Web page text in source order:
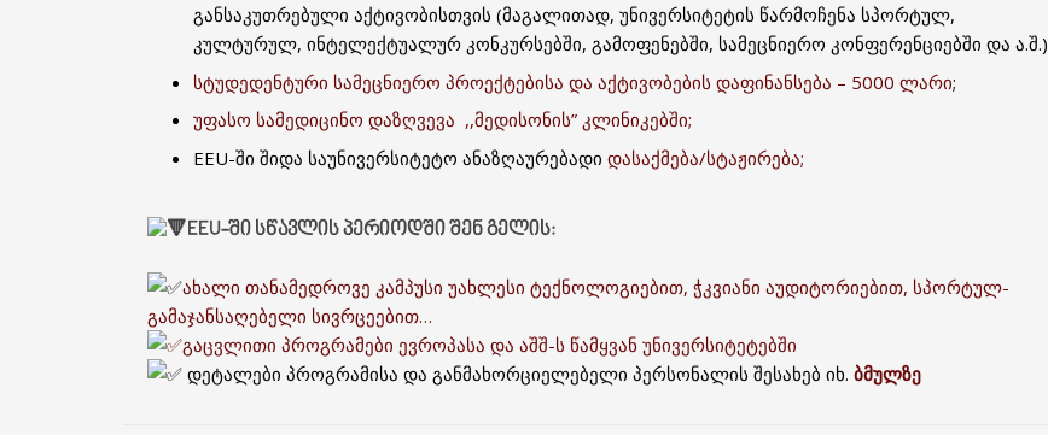
განსაკუთრებული აქტივობისთვის (მაგალითად, უნივერსიტეტის წარმოჩენა სპორტულ,
კულტურულ, ინტელექტუალურ კონკურსებში, გამოფენებში, სამეცნიერო კონფერენციებში და ა.შ.)
სტუდედენტური სამეცნიერო პროექტებისა და აქტივობების დაფინანსება – 5000 ლარი;
უფასო სამედიცინო დაზღვევა ,,მედისონის” კლინიკებში;
EEU-ში შიდა საუნივერსიტეტო ანაზღაურებადი დასაქმება/სტაჟირება;
EEU-ᲨᲘ ᲡᲬᲐᲕᲚᲘᲡ ᲞᲔᲠᲘᲝᲓᲨᲘ ᲨᲔᲜ ᲒᲔᲚᲘᲡ:
ახალი თანამედროვე კამპუსი უახლესი ტექნოლოგიებით, ჭკვიანი აუდიტორიებით, სპორტულ-
გამაჯანსაღებელი სივრცეებით…
გაცვლითი პროგრამები ევროპასა და აშშ-ს წამყვან უნივერსიტეტებში
დეტალები პროგრამისა და განმახორციელებელი პერსონალის შესახებ იხ. ბმულზე